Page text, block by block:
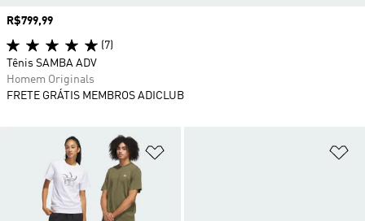
Preço
R$799,99
(7)
Tênis SAMBA ADV
Homem Originals
FRETE GRÁTIS MEMBROS ADICLUB